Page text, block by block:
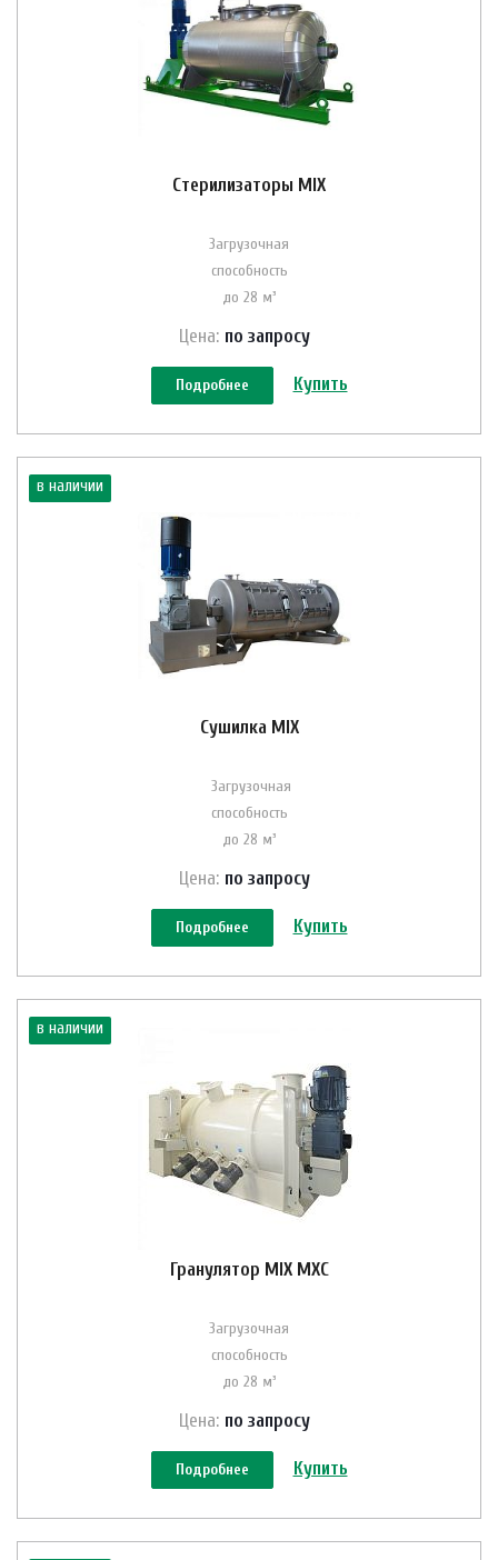
Стерилизаторы MIX
Загрузочная
способность
до 28 м³
Цена: по запросу
Подробнее Купить
в наличии
Сушилка MIX
Загрузочная
способность
до 28 м³
Цена: по запросу
Подробнее Купить
в наличии
Гранулятор MIX MXC
Загрузочная
способность
до 28 м³
Цена: по запросу
Подробнее Купить